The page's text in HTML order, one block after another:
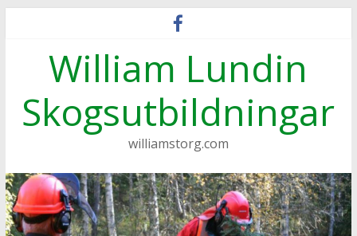
innehållWilliam Lundin
Skogsutbildningar
williamstorg.com